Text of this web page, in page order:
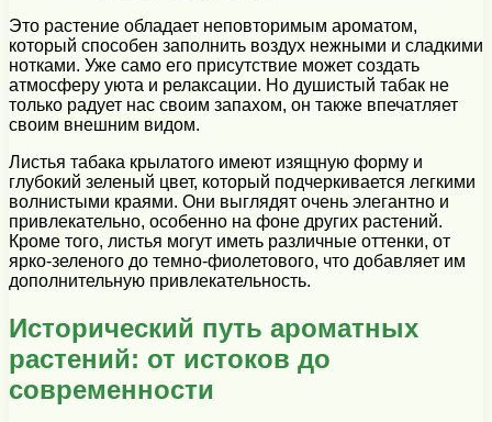
Это растение обладает неповторимым ароматом,
который способен заполнить воздух нежными и сладкими
нотками. Уже само его присутствие может создать
атмосферу уюта и релаксации. Но душистый табак не
только радует нас своим запахом, он также впечатляет
своим внешним видом.
Листья табака крылатого имеют изящную форму и
глубокий зеленый цвет, который подчеркивается легкими
волнистыми краями. Они выглядят очень элегантно и
привлекательно, особенно на фоне других растений.
Кроме того, листья могут иметь различные оттенки, от
ярко-зеленого до темно-фиолетового, что добавляет им
дополнительную привлекательность.
Исторический путь ароматных
растений: от истоков до
современности